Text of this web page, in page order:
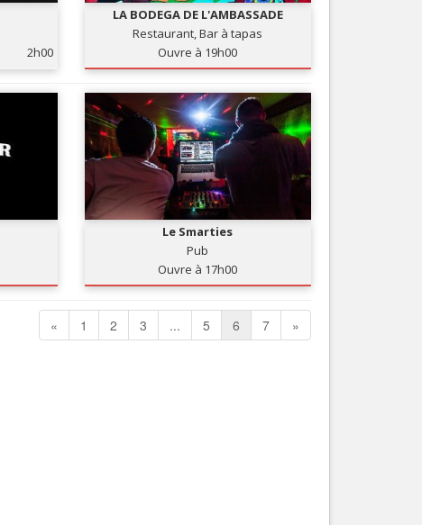
2h00
LA BODEGA DE L'AMBASSADE
Restaurant, Bar à tapas
Ouvre à 19h00
Le Smarties
Pub
Ouvre à 17h00
« 1 2 3 ... 5 6 7 »